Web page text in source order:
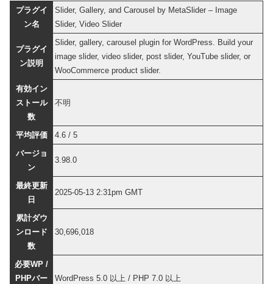
プラグイ
ン名
Slider, Gallery, and Carousel by MetaSlider – Image
Slider, Video Slider
プラグイ
ン説明
Slider, gallery, carousel plugin for WordPress. Build your
image slider, video slider, post slider, YouTube slider, or
WooCommerce product slider.
有効イン
ストール
数
不明
平均評価
4.6 / 5
バージョ
ン
3.98.0
最終更新
日
2025-05-13 2:31pm GMT
累計ダウ
ンロード
数
30,696,018
必要WP /
PHPバー
WordPress 5.0 以上 / PHP 7.0 以上